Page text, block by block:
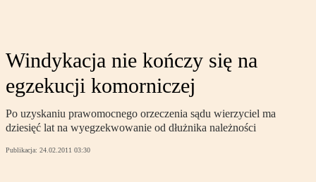
Windykacja nie kończy się na
egzekucji komorniczej
Po uzyskaniu prawomocnego orzeczenia sądu wierzyciel ma
dziesięć lat na wyegzekwowanie od dłużnika należności
Publikacja: 24.02.2011 03:30